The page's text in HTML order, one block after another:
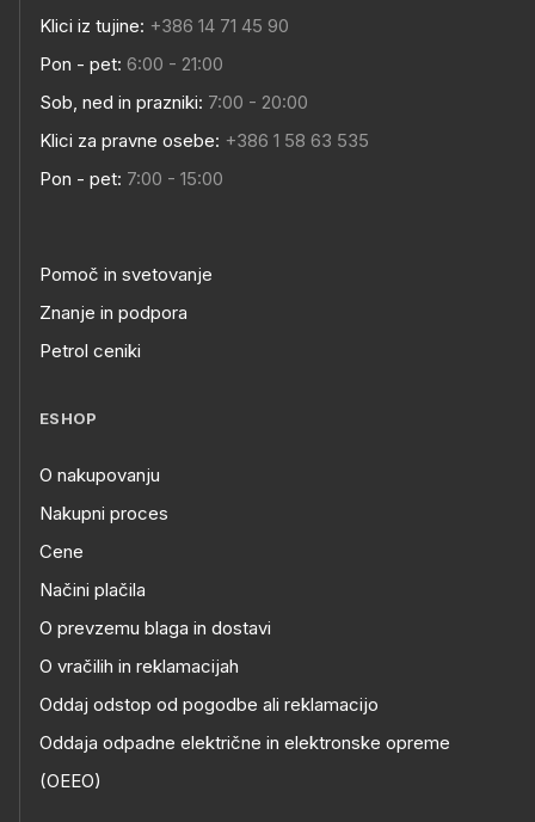
Klici iz tujine: +386 14 71 45 90
Pon - pet: 6:00 - 21:00
Sob, ned in prazniki: 7:00 - 20:00
Klici za pravne osebe: +386 1 58 63 535
Pon - pet: 7:00 - 15:00
Pomoč in svetovanje
Znanje in podpora
Petrol ceniki
ESHOP
O nakupovanju
Nakupni proces
Cene
Načini plačila
O prevzemu blaga in dostavi
O vračilih in reklamacijah
Oddaj odstop od pogodbe ali reklamacijo
Oddaja odpadne električne in elektronske opreme
(OEEO)